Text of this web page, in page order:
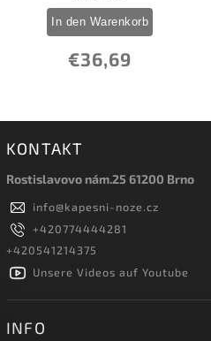
€36,69
In den Warenkorb
KONTAKT
Rostislavovo nám.25 61200 Brno
info@kapesni-noze.cz
+420774444281
+420541214375
Unsere Videos auf Youtube
INFO